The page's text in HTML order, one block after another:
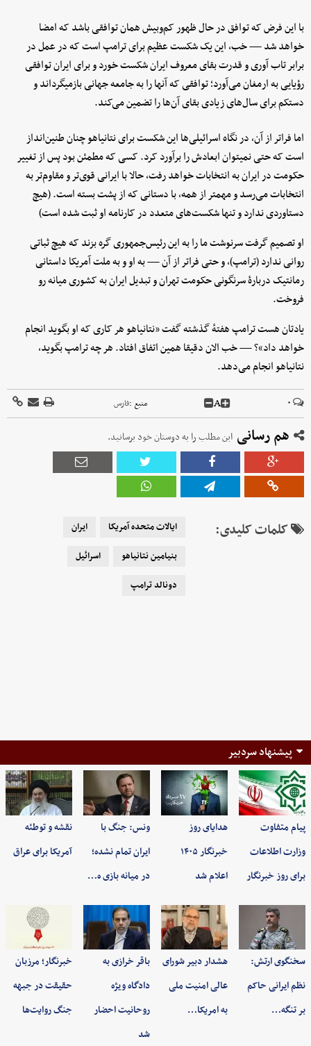
با این فرض که توافق در حال ظهور کم‌وبیش همان توافقی باشد که امضا
خواهد شد — خب، این یک شکست عظیم برای ترامپ است که در عمل در
برابر تاب آوری و قدرت بقای معروف ایران شکست خورد و برای ایران توافقی
رؤیایی به ارمغان می‌آورد؛ توافقی که آنها را به جامعه جهانی بازمیگرداند و
دستکم برای سال‌های زیادی بقای آن‌ها را تضمین می‌کند.
اما فراتر از آن، در نگاه اسرائیلی‌ها این شکست برای نتانیاهو چنان طنین‌انداز
است که حتی نمیتوان ابعادش را برآورد کرد. کسی که مطمئن بود پس از تغییر
حکومت در ایران به انتخابات خواهد رفت، حالا با ایرانی قوی‌تر و مقاوم‌تر به
انتخابات می‌رسد و مهمتر از همه، با دستانی که از پشت بسته است. (هیچ
دستاوردی ندارد و تنها شکست‌های متعدد در کارنامه‌ او ثبت شده است)
او تصمیم گرفت سرنوشت ما را به این رئیس‌جمهوری گره بزند که هیچ ثباتی
روانی ندارد (ترامپ)، و حتی فراتر از آن — به او و به ملت آمریکا داستانی
رمانتیک دربارهٔ سرنگونی حکومت تهران و تبدیل ایران به کشوری میانه رو
فروخت.
یادتان هست ترامپ هفتهٔ گذشته گفت «نتانیاهو هر کاری که او بگوید انجام
خواهد داد»؟ — خب الان دقیقا همین اتفاق افتاد. هر چه ترامپ بگوید،
نتانیاهو انجام می‌دهد.
۰ A منبع :فارس
هم رسانی این مطلب را به دوستان خود برسانید.
کلمات کلیدی: ایالات متحده آمریکا
ایران
بنیامین نتانیاهو
اسرائیل
دونالد ترامپ
پیشنهاد سردبیر
پیام متفاوت
وزارت اطلاعات
برای روز خبرنگار
هدایای روز
خبرنگار ۱۴۰۵
اعلام شد
ونس: جنگ با
ایران تمام نشده؛
در میانه بازی ه…
نقشه و توطئه
آمریکا برای عراق
سخنگوی ارتش:
نظم ایرانی حاکم
بر تنگه…
هشدار دبیر شورای
عالی امنیت ملی
به امریکا…
باقر خرازی به
دادگاه ویژه
روحانیت احضار
شد
خبرنگار؛ مرزبان
حقیقت در جبهه
جنگ روایت‌ها